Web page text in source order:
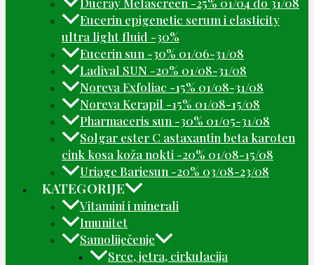
Eucerin epigenetic serum i elasticity
ultra light fluid -30%
Eucerin sun -30% 01/06-31/08
Ladival SUN -20% 01/08-31/08
Noreva Exfoliac -15% 01/08-31/08
Noreva Kerapil -15% 01/08-15/08
Pharmaceris sun -30% 01/05-31/08
Solgar ester C astaxantin beta karoten
cink kosa koža nokti -20% 01/08-15/08
Uriage Bariesun -20% 03/08-23/08
KATEGORIJE
Vitamini i minerali
Imunitet
Samoliječenje
Srce, jetra, cirkulacija